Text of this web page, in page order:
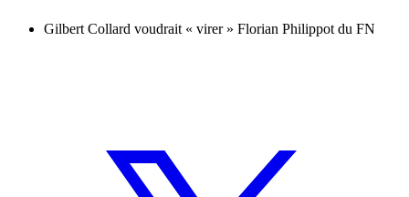
Gilbert Collard voudrait « virer » Florian Philippot du FN